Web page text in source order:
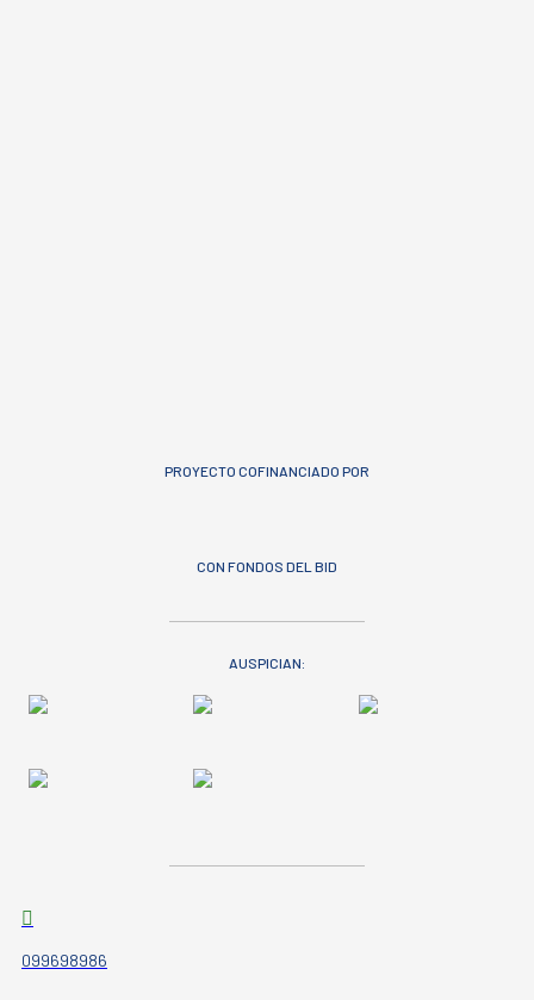
PROYECTO COFINANCIADO POR
CON FONDOS DEL BID
AUSPICIAN:
099698986